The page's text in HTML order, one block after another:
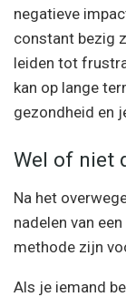
negatieve
constant bezig
leiden tot
kan op lange
gezondheid en
Wel of niet
Na het
nadelen van
methode zijn
Als je iemand